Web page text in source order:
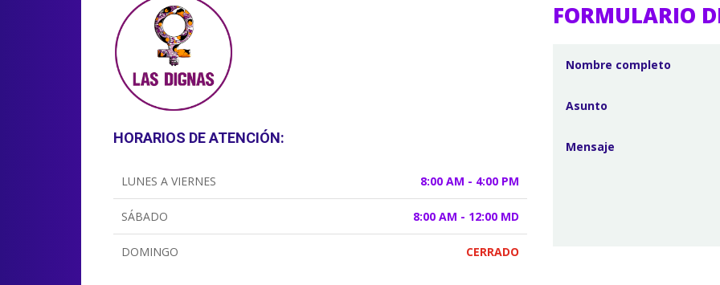
HORARIOS DE ATENCIÓN:
LUNES A VIERNES 8:00 AM - 4:00 PM
SÁBADO 8:00 AM - 12:00 MD
DOMINGO CERRADO
FORMULARIO